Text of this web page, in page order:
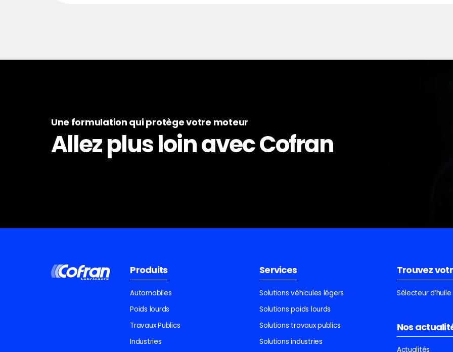
Une formulation qui protège votre moteur
Allez plus loin avec Cofran
Produits
Automobiles
Poids lourds
Travaux Publics
Industries
Services
Solutions véhicules légers
Solutions poids lourds
Solutions travaux publics
Solutions industries
Trouvez
Sélecteur
Nos
Actualités